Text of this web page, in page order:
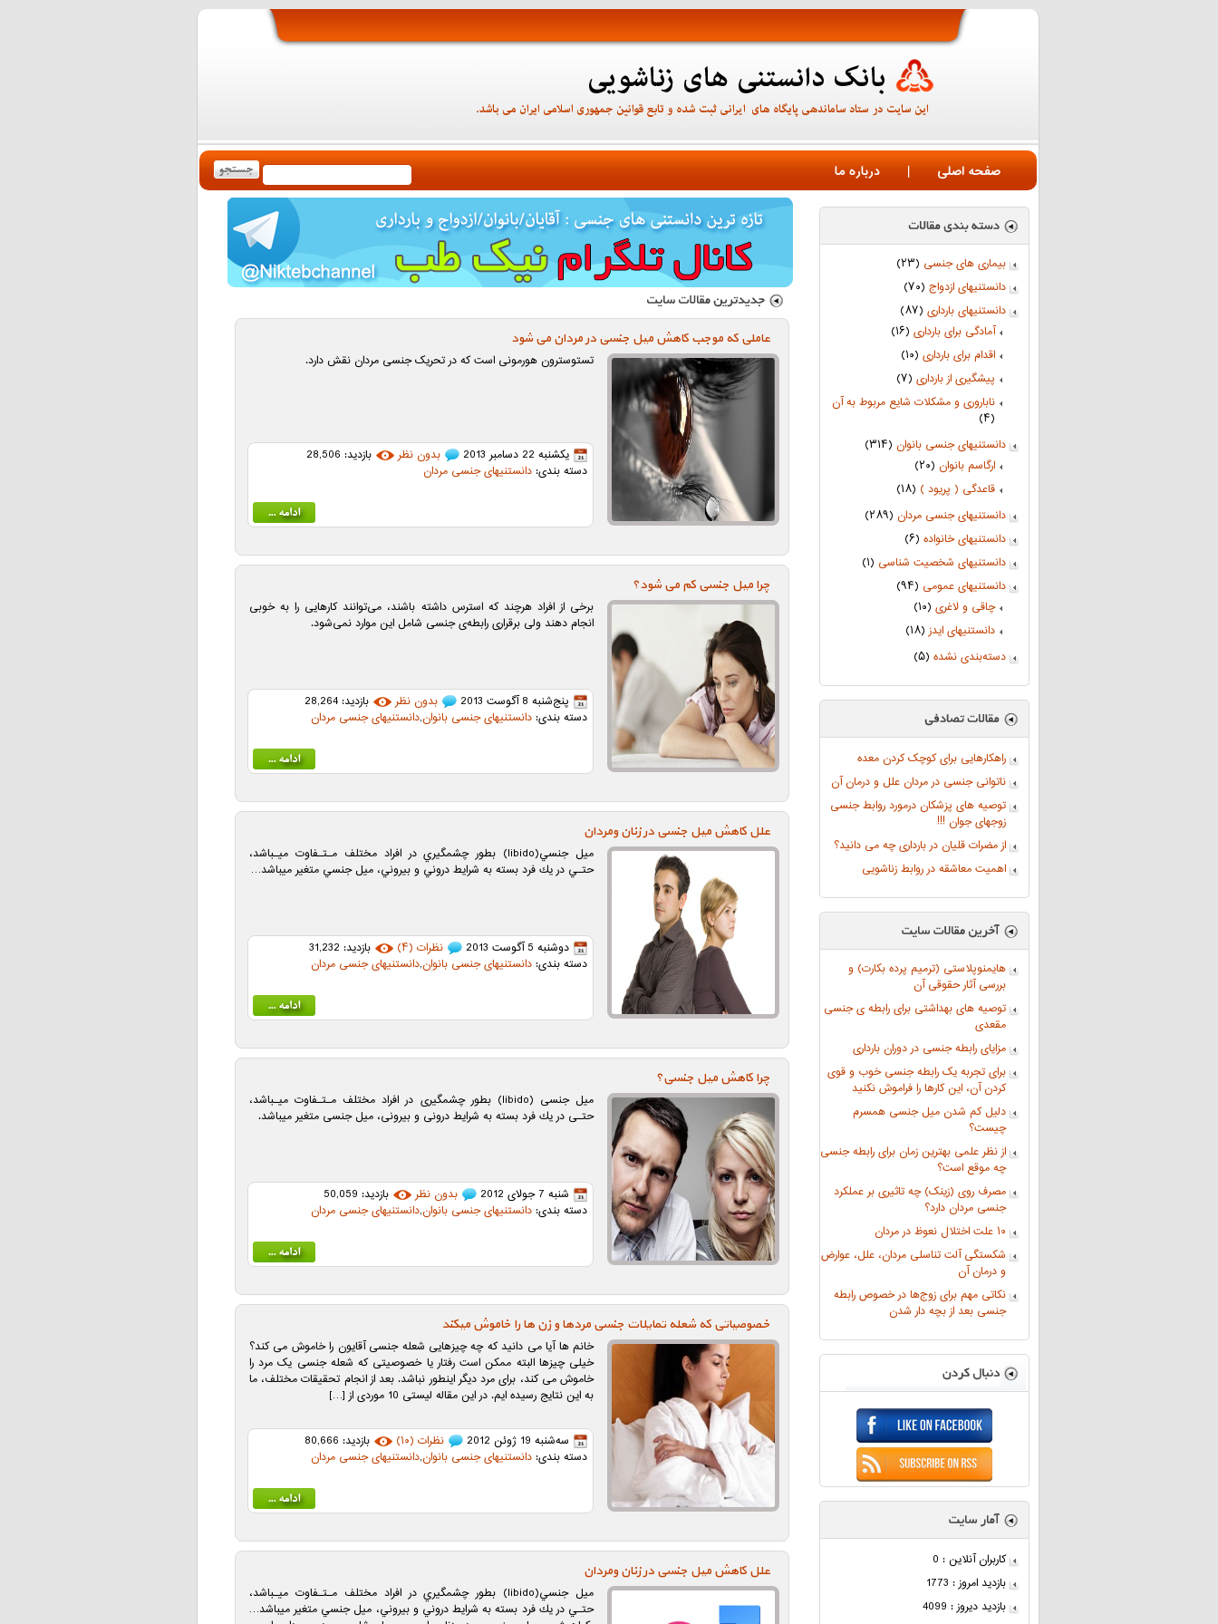
صفحه اصلی | درباره ما
بیماری های جنسی (۲۳)
دانستنیهای ازدواج (۷۰)
دانستنیهای بارداری (۸۷)
آمادگی برای بارداری (۱۶)
اقدام برای بارداری (۱۰)
پیشگیری از بارداری (۷)
ناباروری و مشکلات شایع مربوط به آن
(۴)
دانستنیهای جنسی بانوان (۳۱۴)
ارگاسم بانوان (۲۰)
قاعدگی ( پریود ) (۱۸)
دانستنیهای جنسی مردان (۲۸۹)
دانستنیهای خانواده (۶)
دانستنیهای شخصیت شناسی (۱)
دانستنیهای عمومی (۹۴)
چاقی و لاغری (۱۰)
دانستنیهای ایدز(۱۸)
دسته‌بندی نشده (۵)
راهکارهایی برای کوچک کردن معده
ناتوانی جنسی در مردان علل و درمان آن
توصیه های پزشکان درمورد روابط جنسی
زوجهای جوان !!!
از مضرات قلیان در بارداری چه می دانید؟
اهمیت معاشقه در روابط زناشویی
هایمنوپلاستی (ترمیم پرده بکارت) و
بررسی آثار حقوقی آن
توصیه های بهداشتی برای رابطه ی جنسی
مقعدی
مزایای رابطه جنسی در دوران بارداری
برای تجربه یک رابطه جنسی خوب و قوی
کردن آن، این کارها را فراموش نکنید
دلیل کم شدن میل جنسی همسرم
چیست؟
از نظر علمی بهترین زمان برای رابطه جنسی
چه موقع است؟
مصرف روی (زینک) چه تاثیری بر عملکرد
جنسی مردان دارد؟
۱۰ علت اختلال نعوظ در مردان
شکستگی آلت تناسلی مردان، علل، عوارض
و درمان آن
نکاتی مهم برای زوج‌ها در خصوص رابطه
جنسی بعد از بچه دار شدن
کاربران آنلاین : 0
بازدید امروز : 1773
بازدید دیروز : 4099
عاملی که موجب کاهش میل جنسی در مردان می شود
تستوسترون هورمونی است که در تحریک جنسی مردان نقش دارد.
یکشنبه 22 دسامبر 2013 بدون نظر
بازدید: 28,506
دسته بندی:دانستنیهای جنسی مردان
چرا میل جنسی کم می شود؟
برخی از افراد هرچند که استرس داشته باشند، می‌توانند کارهایی را به خوبی
انجام دهند ولی برقراری رابطه‌ی جنسی شامل این موارد نمی‌شود.
پنج‌شنبه 8 آگوست 2013 بدون نظر
بازدید: 28,264
دسته بندی:دانستنیهای جنسی بانوان,دانستنیهای جنسی مردان
علل کاهش میل جنسی در زنان ومردان
ميل جنسي(libido) بطور چشمگيري در افراد مختلف مـتـفاوت ميـباشد،
حتـي در يك فرد بسته به شرايط دروني و بيروني، ميل جنسي متغير ميباشد…
دوشنبه 5 آگوست 2013 نظرات (۴)
بازدید: 31,232
دسته بندی:دانستنیهای جنسی بانوان,دانستنیهای جنسی مردان
چرا کاهش میل جنسی؟
میل جنسی (libido) بطور چشمگیری در افراد مختلف مـتـفاوت میـباشد،
حتـی در یك فرد بسته به شرایط درونی و بیرونی، میل جنسی متغیر میباشد.
شنبه 7 جولای 2012 بدون نظر
بازدید: 50,059
دسته بندی:دانستنیهای جنسی بانوان,دانستنیهای جنسی مردان
خصوصیاتی که شعله تمایلات جنسی مردها و زن ها را خاموش میکند
خانم ها آیا می دانید که چه چیزهایی شعله جنسی آقایون را خاموش می کند؟
خیلی چیزها البته ممکن است رفتار یا خصوصیتی که شعله جنسی یک مرد را
خاموش می کند، برای مرد دیگر اینطور نباشد. بعد از انجام تحقیقات مختلف، ما
به این نتایج رسیده ایم. در این مقاله لیستی 10 موردی از […]
سه‌شنبه 19 ژوئن 2012 نظرات (۱۰)
بازدید: 80,666
دسته بندی:دانستنیهای جنسی بانوان,دانستنیهای جنسی مردان
علل کاهش میل جنسی در زنان ومردان
ميل جنسي(libido) بطور چشمگيري در افراد مختلف مـتـفاوت ميـباشد،
حتـي در يك فرد بسته به شرايط دروني و بيروني، ميل جنسي متغير ميباشد…